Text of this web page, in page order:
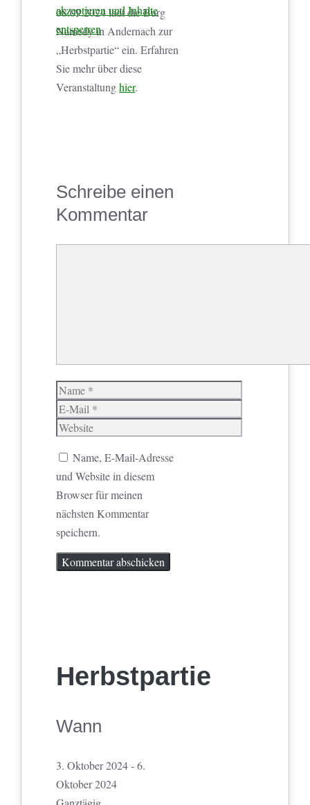
akzeptieren und Inhalte
entsperren
08.09.2024 lädt die Burg
Namedy in Andernach zur
„Herbstpartie“ ein. Erfahren
Sie mehr über diese
Veranstaltunghier.
Schreibe einen
Kommentar
Name
E-
Mail
Website
Name, E-Mail-Adresse
und Website in diesem
Browser für meinen
nächsten Kommentar
speichern.
Herbstpartie
Wann
3. Oktober 2024 - 6.
Oktober 2024